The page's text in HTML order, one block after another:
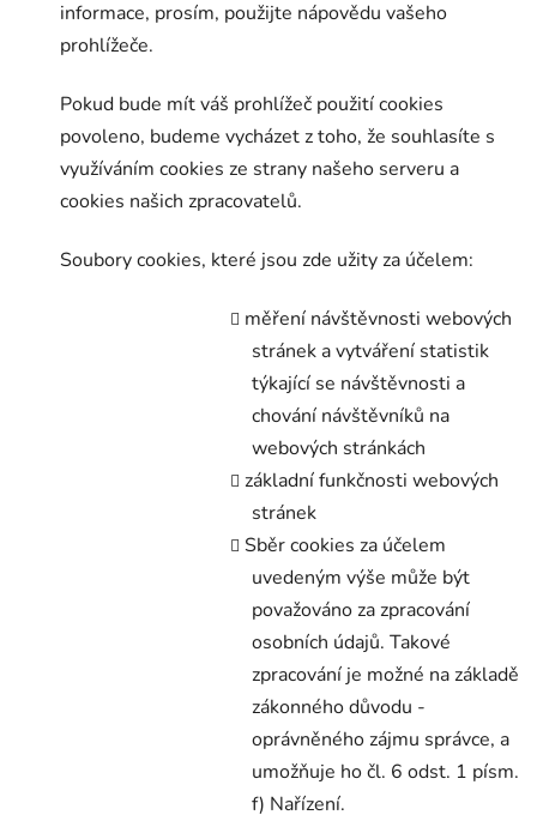
informace, prosím, použijte nápovědu vašeho
prohlížeče.
Pokud bude mít váš prohlížeč použití cookies
povoleno, budeme vycházet z toho, že souhlasíte s
využíváním cookies ze strany našeho serveru a
cookies našich zpracovatelů.
Soubory cookies, které jsou zde užity za účelem:
měření návštěvnosti webových
stránek a vytváření statistik
týkající se návštěvnosti a
chování návštěvníků na
webových stránkách
základní funkčnosti webových
stránek
Sběr cookies za účelem
uvedeným výše může být
považováno za zpracování
osobních údajů. Takové
zpracování je možné na základě
zákonného důvodu -
oprávněného zájmu správce, a
umožňuje ho čl. 6 odst. 1 písm.
f) Nařízení.